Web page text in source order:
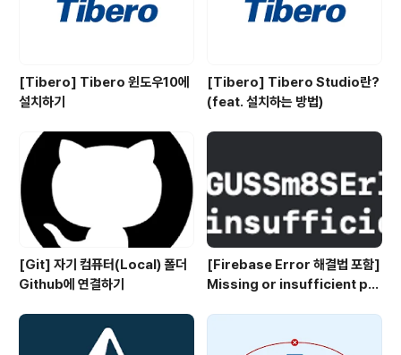
[Tibero] Tibero 윈도우10에
설치하기
[Tibero] Tibero Studio란?
(feat. 설치하는 방법)
[Git] 자기 컴퓨터(Local) 폴더
Github에 연결하기
[Firebase Error 해결법 포함]
Missing or insufficient per